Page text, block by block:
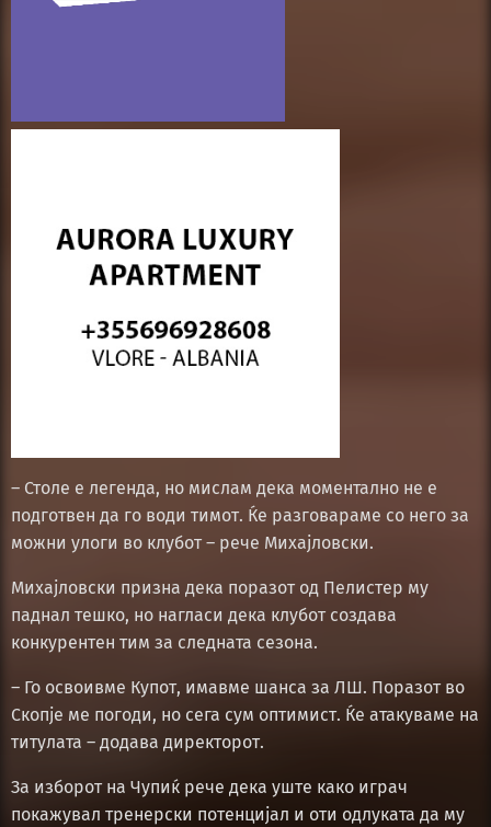
– Столе е легенда, но мислам дека моментално не е
подготвен да го води тимот. Ќе разговараме со него за
можни улоги во клубот – рече Михајловски.
Михајловски призна дека поразот од Пелистер му
паднал тешко, но нагласи дека клубот создава
конкурентен тим за следната сезона.
– Го освоивме Купот, имавме шанса за ЛШ. Поразот во
Скопје ме погоди, но сега сум оптимист. Ќе атакуваме на
титулата – додава директорот.
За изборот на Чупиќ рече дека уште како играч
покажувал тренерски потенцијал и оти одлуката да му